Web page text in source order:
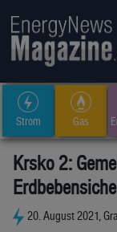
Strom Gas
Krsko 2:
20. August 2021,